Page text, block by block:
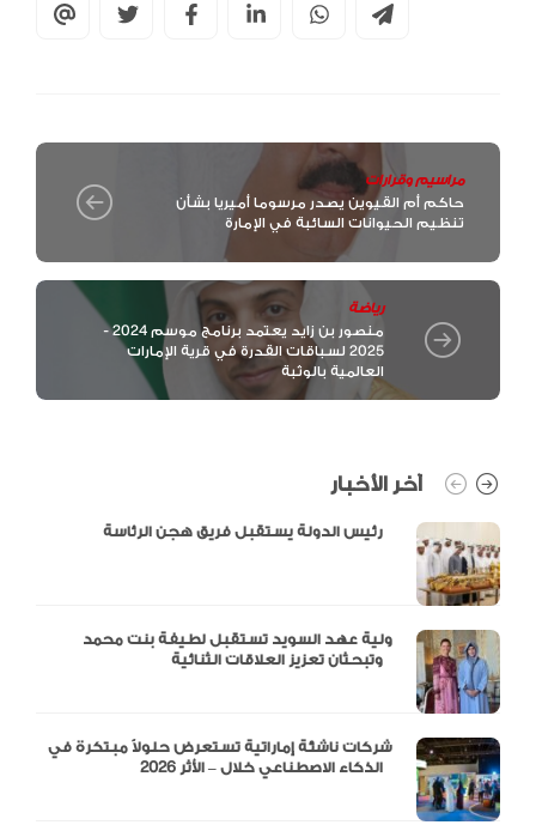
مراسيم وقرارات
حاكم أم القيوين يصدر مرسوما أميريا بشأن
تنظيم الحيوانات السائبة في الإمارة
رياضة
منصور بن زايد يعتمد برنامج موسم 2024 -
2025 لسباقات القدرة في قرية الإمارات
العالمية بالوثبة
آخر الأخبار
ولية عهد السويد تستقبل لطيفة بنت محمد
شركات ناشئة إماراتية تستعرض حلولاً مبتكرة في